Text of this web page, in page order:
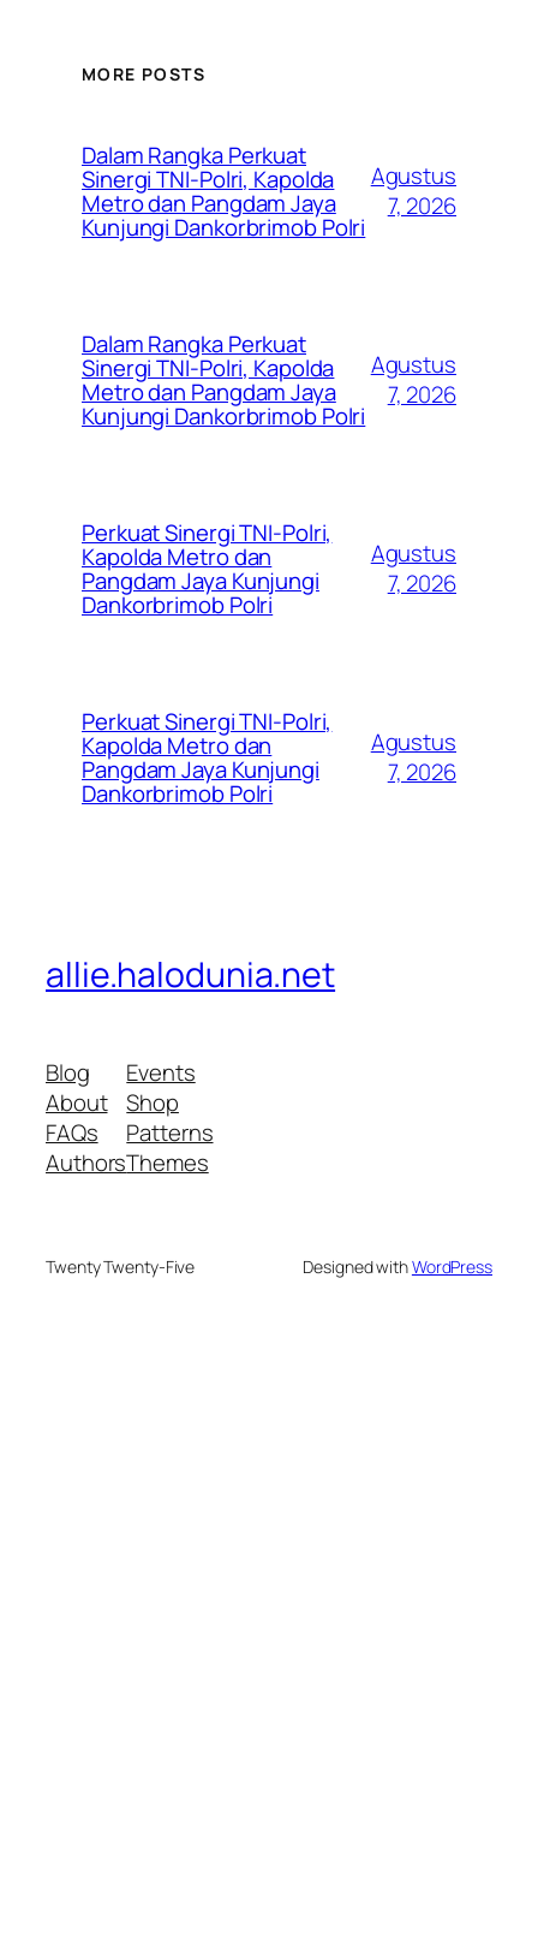
MORE POSTS
Dalam Rangka Perkuat
Sinergi TNI-Polri, Kapolda
Metro dan Pangdam Jaya
Kunjungi Dankorbrimob Polri
Agustus
7, 2026
Dalam Rangka Perkuat
Sinergi TNI-Polri, Kapolda
Metro dan Pangdam Jaya
Kunjungi Dankorbrimob Polri
Agustus
7, 2026
Perkuat Sinergi TNI-Polri,
Kapolda Metro dan
Pangdam Jaya Kunjungi
Dankorbrimob Polri
Agustus
7, 2026
Perkuat Sinergi TNI-Polri,
Kapolda Metro dan
Pangdam Jaya Kunjungi
Dankorbrimob Polri
Agustus
7, 2026
allie.halodunia.net
Blog
About
FAQs
Authors
Events
Shop
Patterns
Themes
Twenty Twenty-Five Designed withWordPress